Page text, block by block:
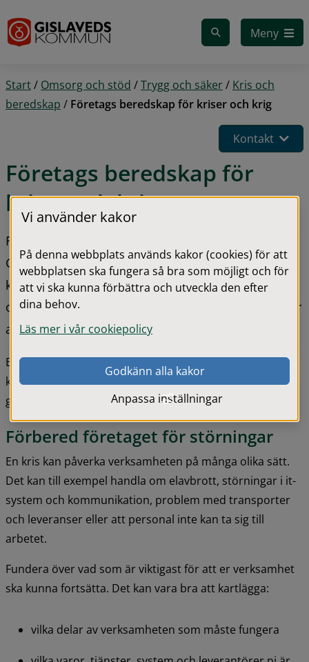
Meny
Start/ Omsorg och stöd /Trygg och säker/ Kris och
beredskap / Företags beredskap för kriser och krig
Kontakt
Företags beredskap för
kriser och krig
Företag är en viktig del av samhällets beredskap.
Genom att förbereda verksamheten för störningar
kan företaget minska konsekvenserna av en kris
och bidra till att viktiga varor och tjänster fortsätter
att fungera.
Beredskap handlar om att i förväg fundera över vad som
kan hända, vad verksamheten är beroende av och vad ni
gör om något slutar fungera.
Förbered företaget för störningar
En kris kan påverka verksamheten på många olika sätt.
Det kan till exempel handla om elavbrott, störningar i it-
system och kommunikation, problem med transporter
och leveranser eller att personal inte kan ta sig till
arbetet.
Fundera över vad som är viktigast för att er verksamhet
ska kunna fortsätta. Det kan vara bra att kartlägga:
vilka delar av verksamheten som måste fungera
Vi använder kakor
På denna webbplats används kakor (cookies) för att
webbplatsen ska fungera så bra som möjligt och för
att vi ska kunna förbättra och utveckla den efter
dina behov.
Läs mer i vår cookiepolicy
Godkänn alla kakor
Anpassa inställningar